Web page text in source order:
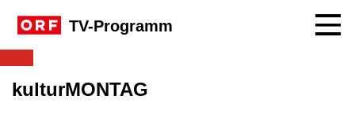
TV-Programm
kulturMONTAG